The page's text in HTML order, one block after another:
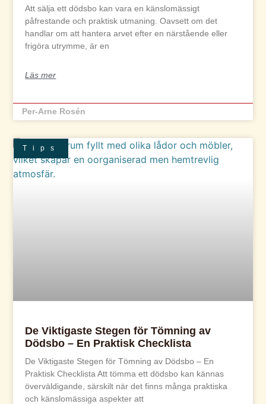
Att sälja ett dödsbo kan vara en känslomässigt
påfrestande och praktisk utmaning. Oavsett om det
handlar om att hantera arvet efter en närstående eller
frigöra utrymme, är en
Läs mer
Per-Arne Rosén
Tips
De Viktigaste Stegen för Tömning av
Dödsbo – En Praktisk Checklista
De Viktigaste Stegen för Tömning av Dödsbo – En
Praktisk Checklista Att tömma ett dödsbo kan kännas
överväldigande, särskilt när det finns många praktiska
och känslomässiga aspekter att